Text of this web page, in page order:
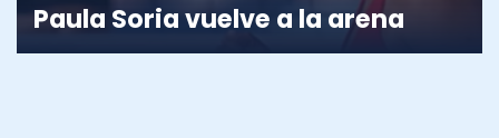
Paula Soria vuelve a la arena